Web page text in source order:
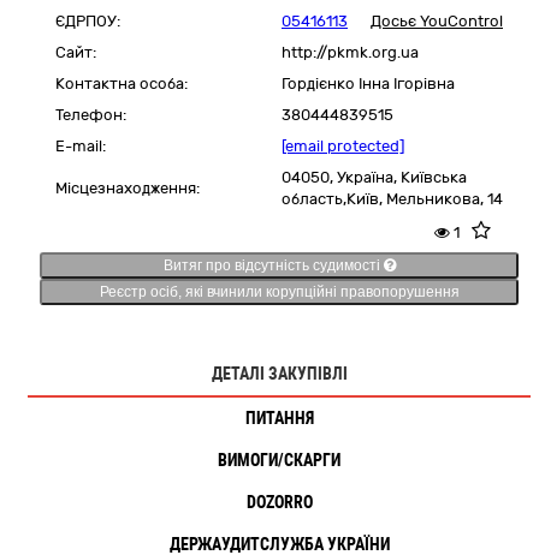
ЄДРПОУ:
05416113
Досьє YouControl
Сайт:
http://pkmk.org.ua
Контактна особа:
Гордієнко Інна Ігорівна
Телефон:
380444839515
E-mail:
[email protected]
Місцезнаходження:
04050, Україна, Київська
область,Київ, Мельникова, 14
1
Витяг про відсутність судимості
Реєстр осіб, які вчинили корупційні правопорушення
ДЕТАЛІ ЗАКУПІВЛІ
ПИТАННЯ
ВИМОГИ/СКАРГИ
DOZORRO
ДЕРЖАУДИТСЛУЖБА УКРАЇНИ